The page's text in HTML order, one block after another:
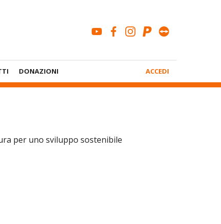
youtubefacebook
instagram
paypal
DONAZIONI
Account
ACCEDI
per uno sviluppo sostenibile